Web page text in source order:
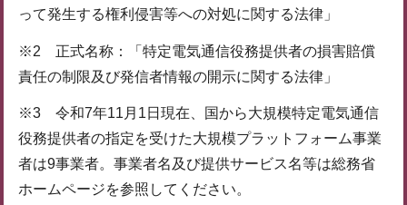
って発生する権利侵害等への対処に関する法律」
※2 正式名称：「特定電気通信役務提供者の損害賠償
責任の制限及び発信者情報の開示に関する法律」
※3 令和7年11月1日現在、国から大規模特定電気通信
役務提供者の指定を受けた大規模プラットフォーム事業
者は9事業者。事業者名及び提供サービス名等は総務省
ホームページを参照してください。